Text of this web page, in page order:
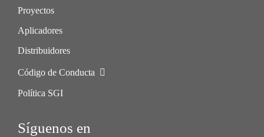
Proyectos
Aplicadores
Distribuidores
Código de Conducta
Política SGI
Síguenos en